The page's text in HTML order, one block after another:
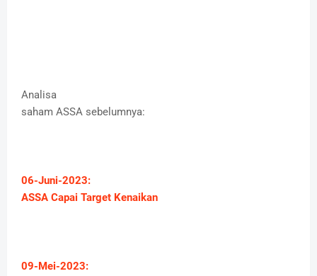
Analisa
saham ASSA sebelumnya:
06-Juni-2023:
ASSA Capai Target Kenaikan
09-Mei-2023: